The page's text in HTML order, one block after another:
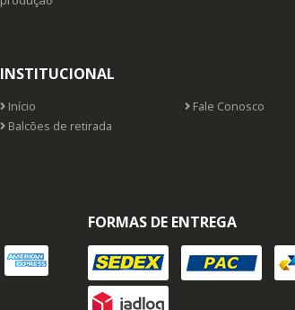
INSTITUCIONAL
Início
Fale Conosco
Balcões de retirada
FORMAS DE ENTREGA